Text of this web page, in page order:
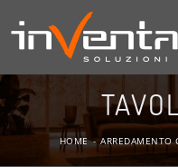
HOME - ARREDAMENTO